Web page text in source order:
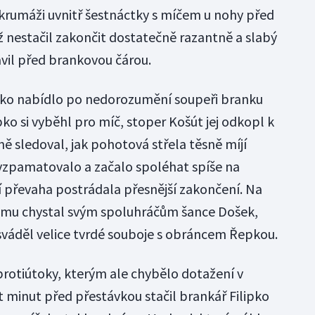
uvnitř šestnáctky s míčem u nohy před
nestačil zakončit dostatečně razantně a slabý
před brankovou čárou.
nabídlo po nedorozumění soupeři branku
si vyběhl pro míč, stoper Košút jej odkopl k
sledoval, jak pohotová střela těsně míjí
a začalo spoléhat spíše na
postrádala přesnější zakončení. Na
chystal svým spoluhráčům šance Došek,
velice tvrdé souboje s obráncem Řepkou.
kterým ale chybělo dotažení v
minut před přestávkou stačil brankář Filipko